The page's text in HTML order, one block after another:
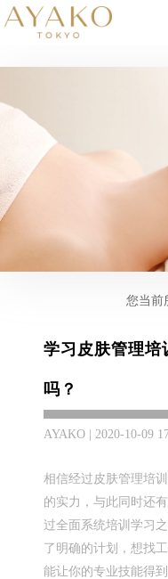
您当前
学习皮肤管理培
吗？
AYAKO | 2020-10-09
相信经过皮肤管理培
的实力，与此同时还
过全面系统培训学习
了明确的计划，想找
能让你的专业技能得